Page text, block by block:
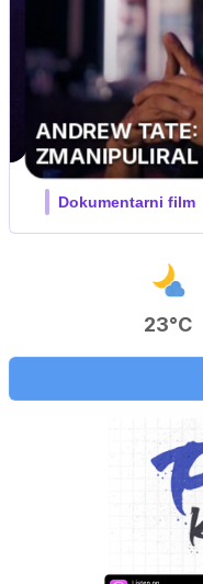
MOJ PRIJATELJ
Film meseca /
23°C